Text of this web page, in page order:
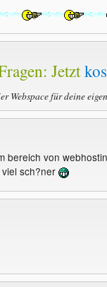
Jetzt
Webspace für deine
bereich von
sch?ner